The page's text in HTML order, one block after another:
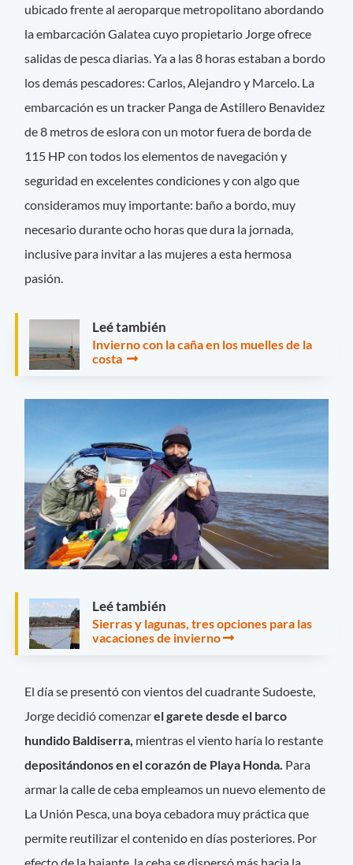
ubicado frente al aeroparque metropolitano abordando
la embarcación Galatea cuyo propietario Jorge ofrece
salidas de pesca diarias. Ya a las 8 horas estaban a bordo
los demás pescadores: Carlos, Alejandro y Marcelo. La
embarcación es un tracker Panga de Astillero Benavidez
de 8 metros de eslora con un motor fuera de borda de
115 HP con todos los elementos de navegación y
seguridad en excelentes condiciones y con algo que
consideramos muy importante: baño a bordo, muy
necesario durante ocho horas que dura la jornada,
inclusive para invitar a las mujeres a esta hermosa
pasión.
Leé también
Invierno con la caña en los muelles de la
costa
Leé también
Sierras y lagunas, tres opciones para las
vacaciones de invierno
El día se presentó con vientos del cuadrante Sudoeste,
Jorge decidió comenzarel garete desde el barco
hundido Baldiserra, mientras el viento haría lo restante
depositándonos en el corazón de Playa Honda. Para
armar la calle de ceba empleamos un nuevo elemento de
La Unión Pesca, una boya cebadora muy práctica que
permite reutilizar el contenido en días posteriores. Por
efecto de la bajante, la ceba se dispersó más hacia la